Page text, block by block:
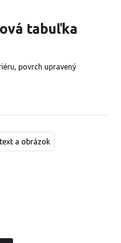
tabuľka
povrch upravený
a obrázok